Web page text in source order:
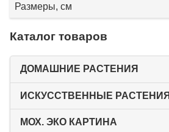
Размеры, см
Каталог товаров
ДОМАШНИЕ РАСТЕНИЯ
ИСКУССТВЕННЫЕ РАСТЕНИЯ
МОХ. ЭКО КАРТИНА